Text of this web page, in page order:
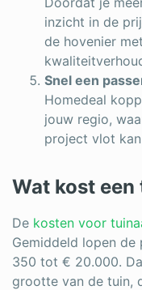
inzicht in de
de hovenier
Snel een
Homedeal
jouw regio,
project vlot
Wat kost
De kosten voor
Gemiddeld lopen de
350 tot € 20.000.
grootte van de tuin,